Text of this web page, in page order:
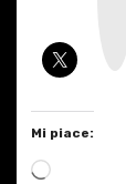
Mi piace:
C